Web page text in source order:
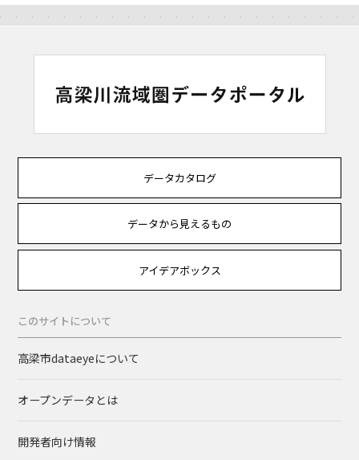
データカタログ
データから見えるもの
アイデアボックス
このサイトについて
高梁市dataeyeについて
オープンデータとは
開発者向け情報